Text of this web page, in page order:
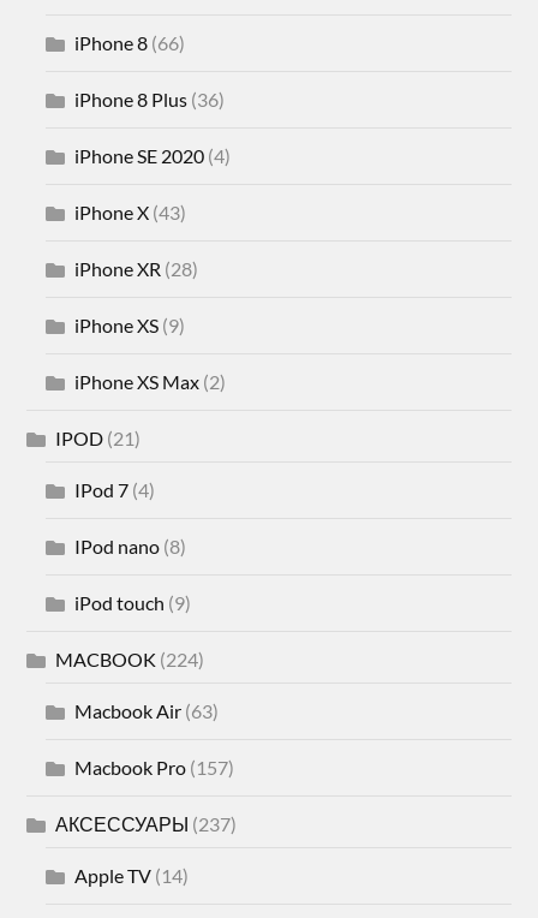
iPhone 8 (66)
iPhone 8 Plus (36)
iPhone SE 2020 (4)
iPhone X (43)
iPhone XR (28)
iPhone XS (9)
iPhone XS Max (2)
IPOD (21)
IPod 7 (4)
IPod nano (8)
iPod touch (9)
MACBOOK (224)
Macbook Air (63)
Macbook Pro (157)
АКСЕССУАРЫ (237)
Apple TV (14)